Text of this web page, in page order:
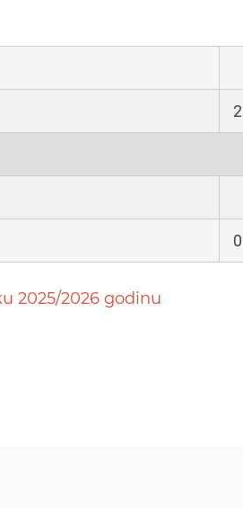
2025/2026 godinu